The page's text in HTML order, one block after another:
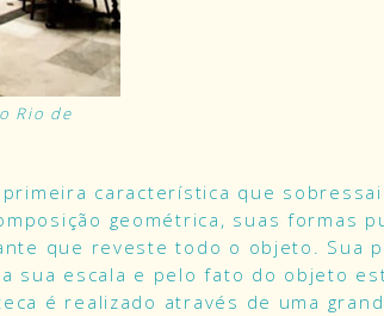
Rio de
característica que
geométrica, suas formas
que reveste todo o objeto. Sua
sua escala e pelo fato do objeto
é realizado através de uma